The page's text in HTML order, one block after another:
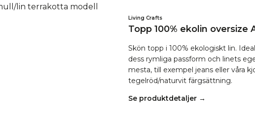
Living Crafts
Topp 100% ekolin oversize
Skön topp i 100% ekologiskt lin.
dess rymliga passform och linets
mesta, till exempel jeans eller våra
tegelröd/naturvit färgsättning.
Se produktdetaljer →